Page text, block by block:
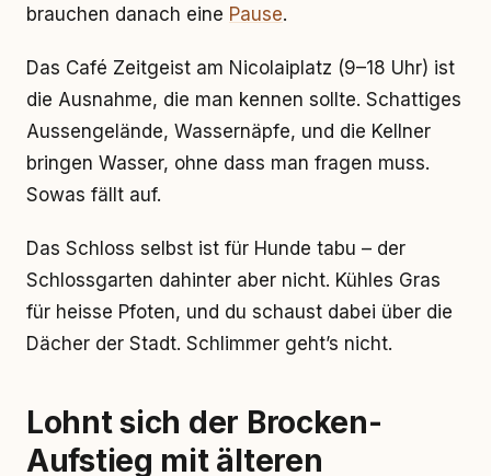
brauchen danach eine Pause.
Das Café Zeitgeist am Nicolaiplatz (9–18 Uhr) ist
die Ausnahme, die man kennen sollte. Schattiges
Aussengelände, Wassernäpfe, und die Kellner
bringen Wasser, ohne dass man fragen muss.
Sowas fällt auf.
Das Schloss selbst ist für Hunde tabu – der
Schlossgarten dahinter aber nicht. Kühles Gras
für heisse Pfoten, und du schaust dabei über die
Dächer der Stadt. Schlimmer geht’s nicht.
Lohnt sich der Brocken-
Aufstieg mit älteren